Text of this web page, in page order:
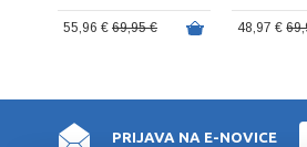
55,96 € 69,95 € 48,97 €
PRIJAVA NA E-NOVICE